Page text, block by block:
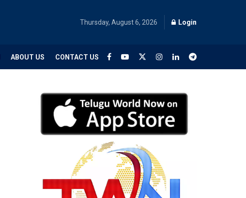
Thursday, August 6, 2026 Login
ABOUT US CONTACT US